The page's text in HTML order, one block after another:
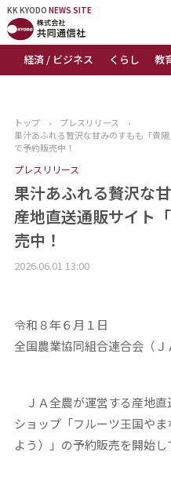
KK KYODO NEWS SITE
経済 / ビジネス くらし 教
KK KYODONEWS SITE
トップページ
ニュース
おすすめコンテンツ
出版物
会社概要
トップ › プレスリリース
›
果汁あふれる贅沢な甘みのすもも「貴
で予約販売中！
プレスリリース
果汁あふれる贅沢な
産地直送通販サイト
売中！
2026.06.01 13:00
令和８年６月１日
全国農業協同組合連合会（Ｊ
ＪＡ全農が運営する産地直
ショップ「フルーツ王国や
よう）」の予約販売を開始し